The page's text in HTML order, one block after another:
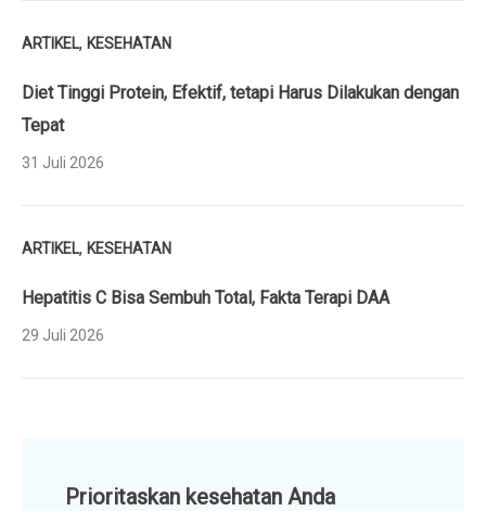
ARTIKEL, KESEHATAN
Diet Tinggi Protein, Efektif, tetapi Harus Dilakukan dengan
Tepat
31 Juli 2026
ARTIKEL, KESEHATAN
Hepatitis C Bisa Sembuh Total, Fakta Terapi DAA
29 Juli 2026
Prioritaskan kesehatan Anda